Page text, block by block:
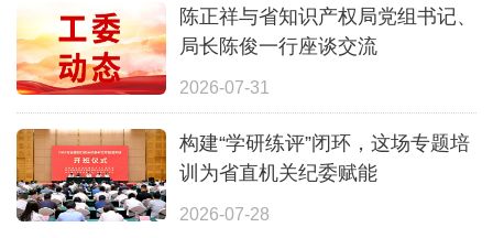
陈正祥与省知识产权局党组书记、
局长陈俊一行座谈交流
2026-07-31
构建“学研练评”闭环，这场专题培
训为省直机关纪委赋能
2026-07-28